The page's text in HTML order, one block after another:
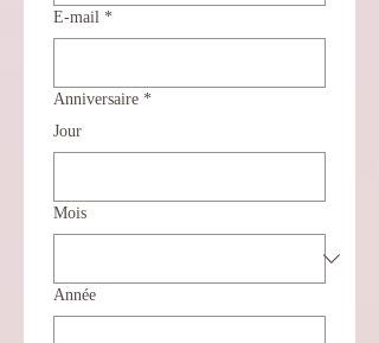
E‑mail *
Anniversaire *
Jour
Mois
Année